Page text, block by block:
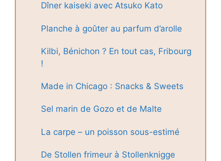
Dîner kaiseki avec Atsuko Kato
Planche à goûter au parfum d’arolle
Kilbi, Bénichon ? En tout cas, Fribourg
!
Made in Chicago : Snacks & Sweets
Sel marin de Gozo et de Malte
La carpe – un poisson sous-estimé
De Stollen frimeur à Stollenknigge